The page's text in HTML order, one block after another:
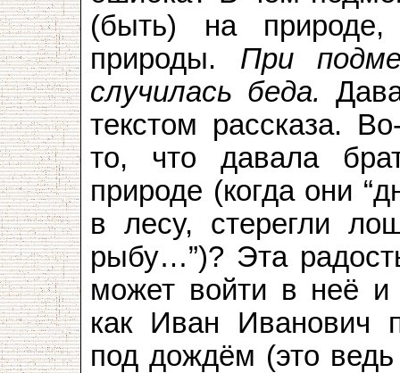
(быть) на
природы. При
случилась беда.
текстом рассказа.
то, что давала
природе (когда они
в лесу, стерегли
рыбу…”)? Эта
может войти в неё
как Иван Иванович
под дождём (это